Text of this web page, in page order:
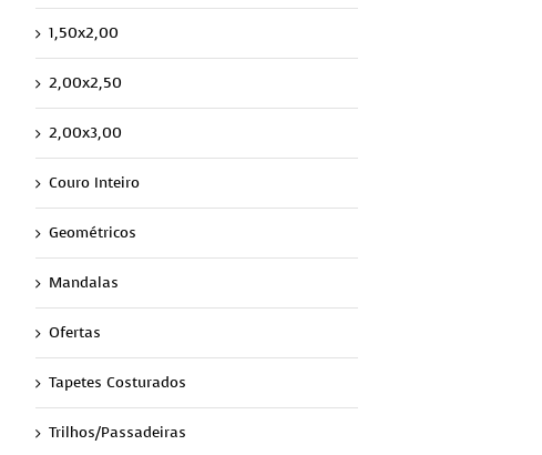
1,50x2,00
2,00x2,50
2,00x3,00
Couro Inteiro
Geométricos
Mandalas
Ofertas
Tapetes Costurados
Trilhos/Passadeiras